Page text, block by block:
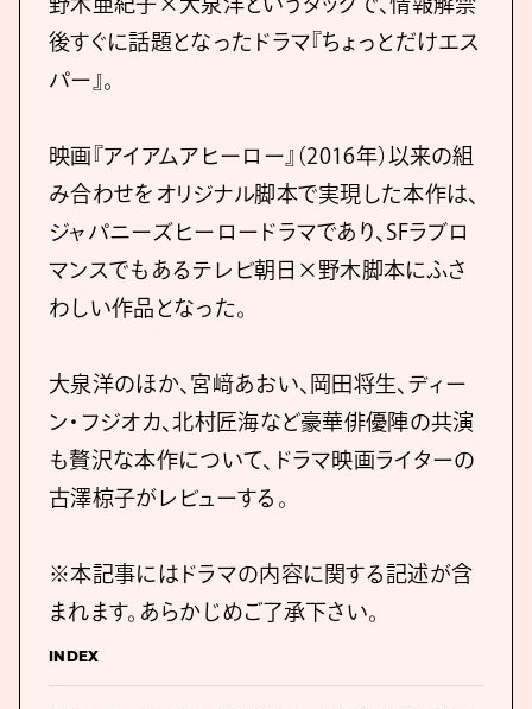
後すぐに話題となったドラマ『ちょっとだけエス
パー』。
映画『アイアムアヒーロー』（2016年）以来の組
み合わせをオリジナル脚本で実現した本作は、
ジャパニーズヒーロードラマであり、SFラブロ
マンスでもあるテレビ朝日×野木脚本にふさ
わしい作品となった。
大泉洋のほか、宮﨑あおい、岡田将生、ディー
ン・フジオカ、北村匠海など豪華俳優陣の共演
も贅沢な本作について、ドラマ映画ライターの
古澤椋子がレビューする。
※本記事にはドラマの内容に関する記述が含
まれます。あらかじめご了承下さい。
INDEX